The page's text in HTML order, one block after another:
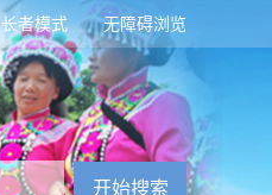
无障碍浏览
长者模式